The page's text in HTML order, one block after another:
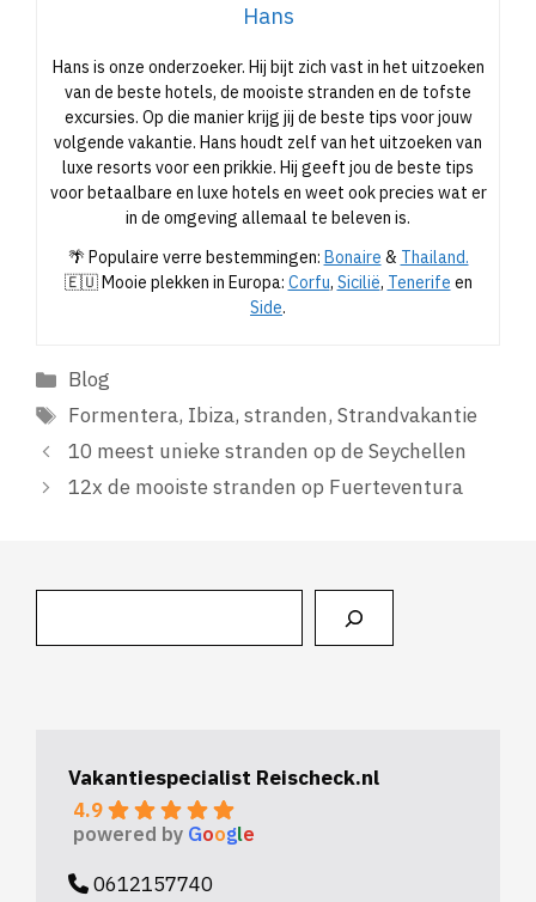
Hans
Hans is onze onderzoeker. Hij bijt zich vast in het uitzoeken
van de beste hotels, de mooiste stranden en de tofste
excursies. Op die manier krijg jij de beste tips voor jouw
volgende vakantie. Hans houdt zelf van het uitzoeken van
luxe resorts voor een prikkie. Hij geeft jou de beste tips
voor betaalbare en luxe hotels en weet ook precies wat er
in de omgeving allemaal te beleven is.
🌴 Populaire verre bestemmingen: Bonaire & Thailand.
🇪🇺 Mooie plekken in Europa: Corfu, Sicilië, Tenerife en
Side.
Categorieën
Blog
Tags
Formentera, Ibiza,stranden,Strandvakantie
10 meest unieke stranden op de Seychellen
12x de mooiste stranden op Fuerteventura
Vakantiespecialist Reischeck.nl
4.9
powered by Google
0612157740